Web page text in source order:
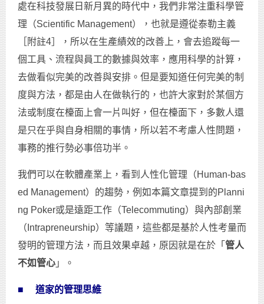
處在科技發展日新月異的時代中，我們非常注重科學管
理（Scientific Management），也就是遵從泰勒主義
［附註4］，所以在生產績效的改善上，會去追蹤每一
個工具、流程與員工的數據與效率，應用科學的計算，
去做看似完美的改善與安排。但是要知道任何完美的制
度與方法，都是由人在做執行的，也許大家對於某個方
法或制度在檯面上會一片叫好，但在檯面下，多數人還
是只在乎與自身相關的事情，所以若不考慮人性問題，
事務的推行勢必事倍功半。
我們可以在軟體產業上，看到人性化管理（Human-bas
ed Management）的趨勢，例如本篇文章提到的Planni
ng Poker或是遠距工作（Telecommuting）與內部創業
（Intrapreneurship）等議題，這些都是基於人性考量而
發明的管理方法，而且效果卓越，原因就是在於「 管人
不如管心 」。
■ 道家的管理思維